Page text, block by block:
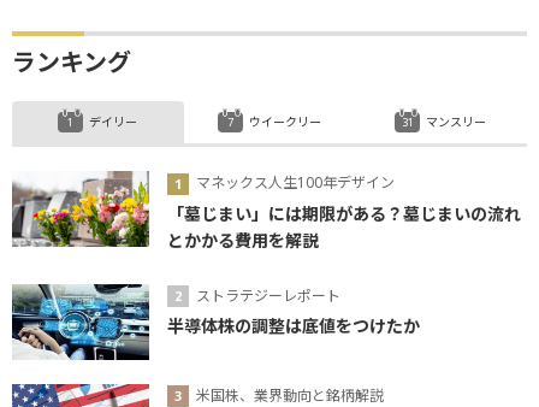
ランキング
デイリー
マネックス人生100年デザイン
「墓じまい」には期限がある？墓じまいの流れ
とかかる費用を解説
ストラテジーレポート
半導体株の調整は底値をつけたか
米国株、業界動向と銘柄解説
ウイークリー マンスリー